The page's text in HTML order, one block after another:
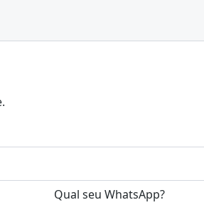
Qual seu WhatsApp?